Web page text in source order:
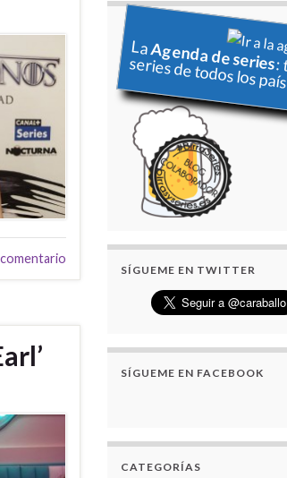
LaAgenda de series:
series de todos los
SÍGUEME EN TWITTER
SÍGUEME EN FACEBOOK
CATEGORÍAS